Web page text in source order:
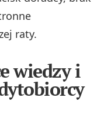
raty.
wiedzy i